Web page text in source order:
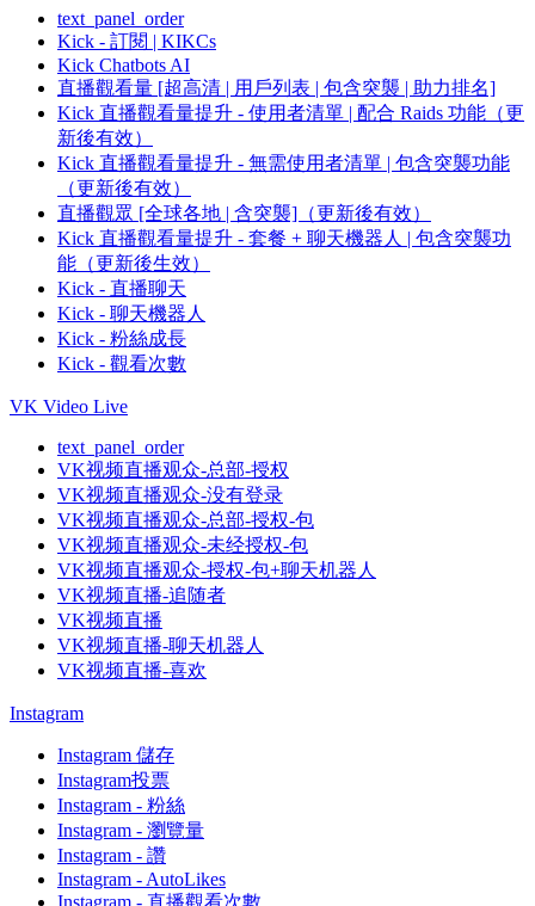
text_panel_order
Kick - 訂閱 | KIKCs
Kick Chatbots AI
直播觀看量 [超高清 | 用戶列表 | 包含突襲 | 助力排名]
Kick 直播觀看量提升 - 使用者清單 | 配合 Raids 功能（更
新後有效）
Kick 直播觀看量提升 - 無需使用者清單 | 包含突襲功能
（更新後有效）
直播觀眾 [全球各地 | 含突襲]（更新後有效）
Kick 直播觀看量提升 - 套餐 + 聊天機器人 | 包含突襲功
能（更新後生效）
Kick - 直播聊天
Kick - 聊天機器人
Kick - 粉絲成長
Kick - 觀看次數
VK Video Live
text_panel_order
VK视频直播观众-总部-授权
VK视频直播观众-没有登录
VK视频直播观众-总部-授权-包
VK视频直播观众-未经授权-包
VK视频直播观众-授权-包+聊天机器人
VK视频直播-追随者
VK视频直播
VK视频直播-聊天机器人
VK视频直播-喜欢
Instagram
Instagram 儲存
Instagram投票
Instagram - 粉絲
Instagram - 瀏覽量
Instagram - 讚
Instagram - AutoLikes
Instagram - 直播觀看次數